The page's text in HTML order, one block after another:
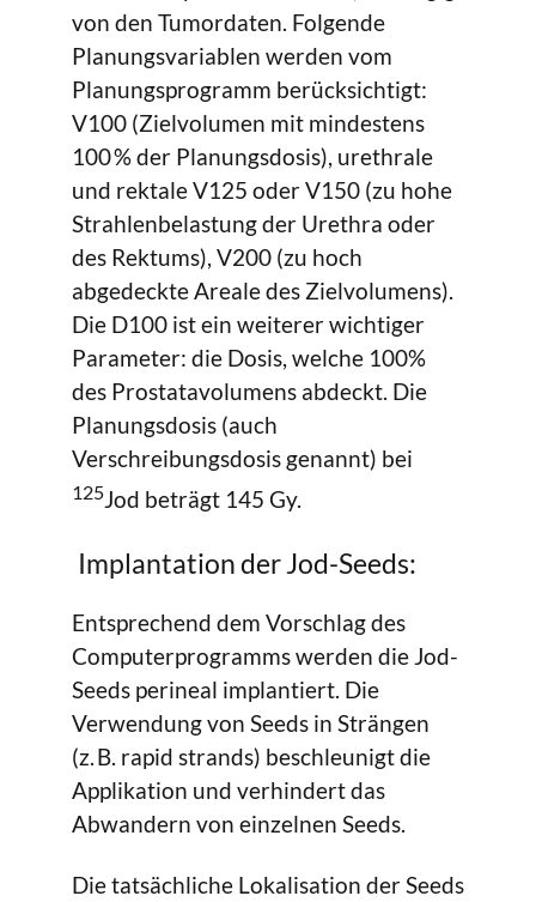
von den Tumordaten. Folgende
Planungsvariablen werden vom
Planungsprogramm berücksichtigt:
V100 (Zielvolumen mit mindestens
100 % der Planungsdosis), urethrale
und rektale V125 oder V150 (zu hohe
Strahlenbelastung der Urethra oder
des Rektums), V200 (zu hoch
abgedeckte Areale des Zielvolumens).
Die D100 ist ein weiterer wichtiger
Parameter: die Dosis, welche 100%
des Prostatavolumens abdeckt. Die
Planungsdosis (auch
Verschreibungsdosis genannt) bei
125Jod beträgt 145 Gy.
Implantation der Jod-Seeds:
Entsprechend dem Vorschlag des
Computerprogramms werden die Jod-
Seeds perineal implantiert. Die
Verwendung von Seeds in Strängen
(z. B. rapid strands) beschleunigt die
Applikation und verhindert das
Abwandern von einzelnen Seeds.
Die tatsächliche Lokalisation der Seeds